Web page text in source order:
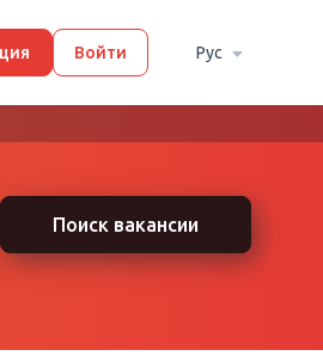
Войти Рус
Поиск вакансии